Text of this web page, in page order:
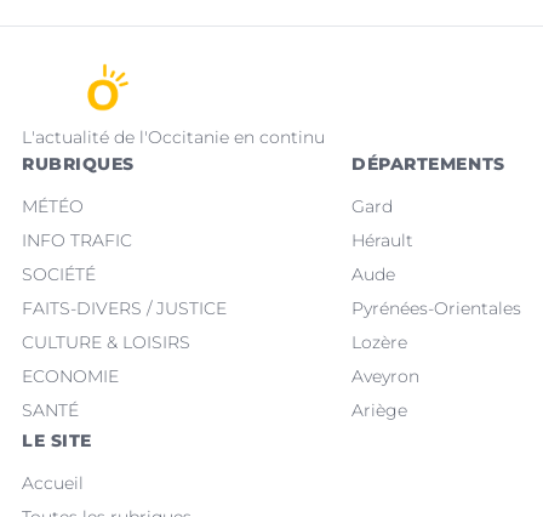
L'actualité de l'Occitanie en continu
RUBRIQUES
MÉTÉO
INFO TRAFIC
SOCIÉTÉ
FAITS-DIVERS / JUSTICE
CULTURE & LOISIRS
ECONOMIE
SANTÉ
DÉPARTEMENTS
Gard
Hérault
Aude
Pyrénées-Orientales
Lozère
Aveyron
Ariège
LE SITE
Accueil